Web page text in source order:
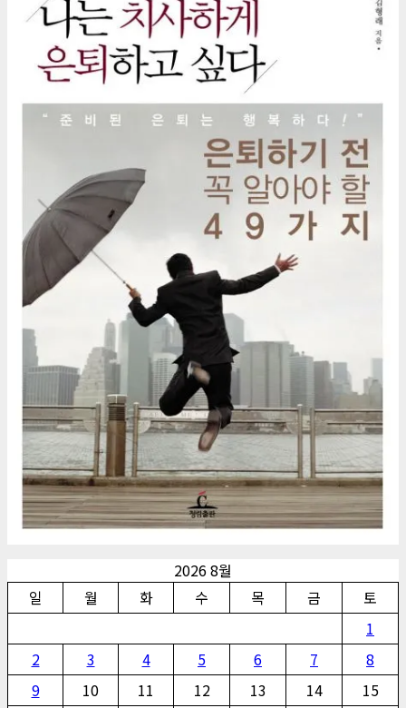
2026 8월
일
월 화 수 목 금
토
1
2
3 4 5 6 7
8
9
10 11 12 13 14
15